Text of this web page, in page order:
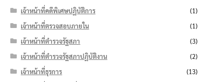
เจ้าหน้าที่คดีพิเศษปฏิบัติการ
(1)
เจ้าหน้าที่ตรวจสอบภายใน
(1)
เจ้าหน้าที่ตำรวจรัฐสภา
(3)
เจ้าหน้าที่ตำรวจรัฐสภาปฏิบัติงาน
(2)
เจ้าหน้าที่ธุรการ
(13)